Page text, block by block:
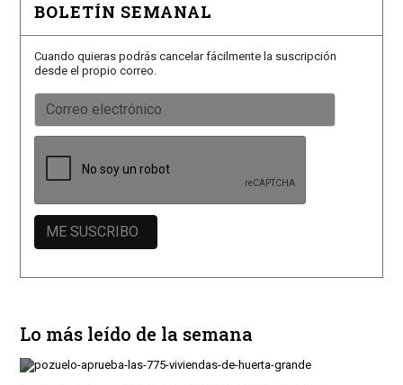
BOLETÍN SEMANAL
Cuando quieras podrás cancelar fácilmente la suscripción
desde el propio correo.
Lo más leído de la semana